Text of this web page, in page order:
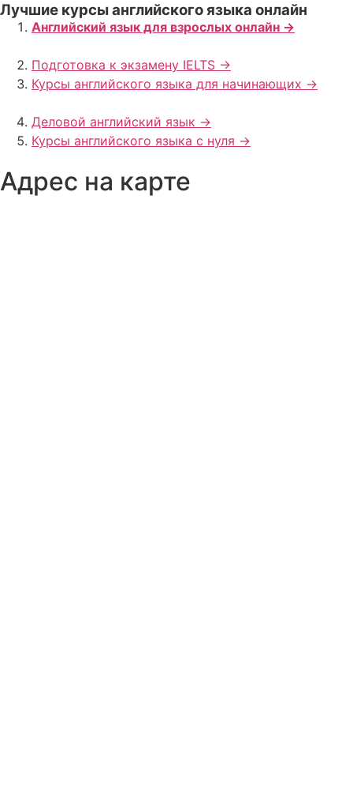
Лучшие курсы английского языка онлайн
Английский язык для взрослых онлайн ->
Подготовка к экзамену IELTS ->
Курсы английского языка для начинающих ->
Деловой английский язык ->
Курсы английского языка с нуля ->
Адрес на карте